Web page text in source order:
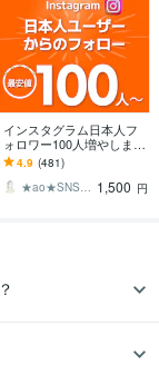
インスタグラム日本人フ
ォロワー100人増やします
補填保証付き インスタ 日
本人 Instagram運用を強化
4.9 (481)
★ao★SNS専門マーケター 1,500 円